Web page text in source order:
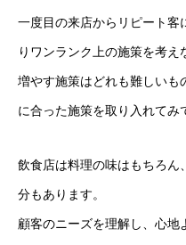
一度目の来店からリピート客
りワンランク上の施策を考
増やす施策はどれも難しいも
に合った施策を取り入れてみ
飲食店は料理の味はもちろん
分もあります。
顧客のニーズを理解し、心地